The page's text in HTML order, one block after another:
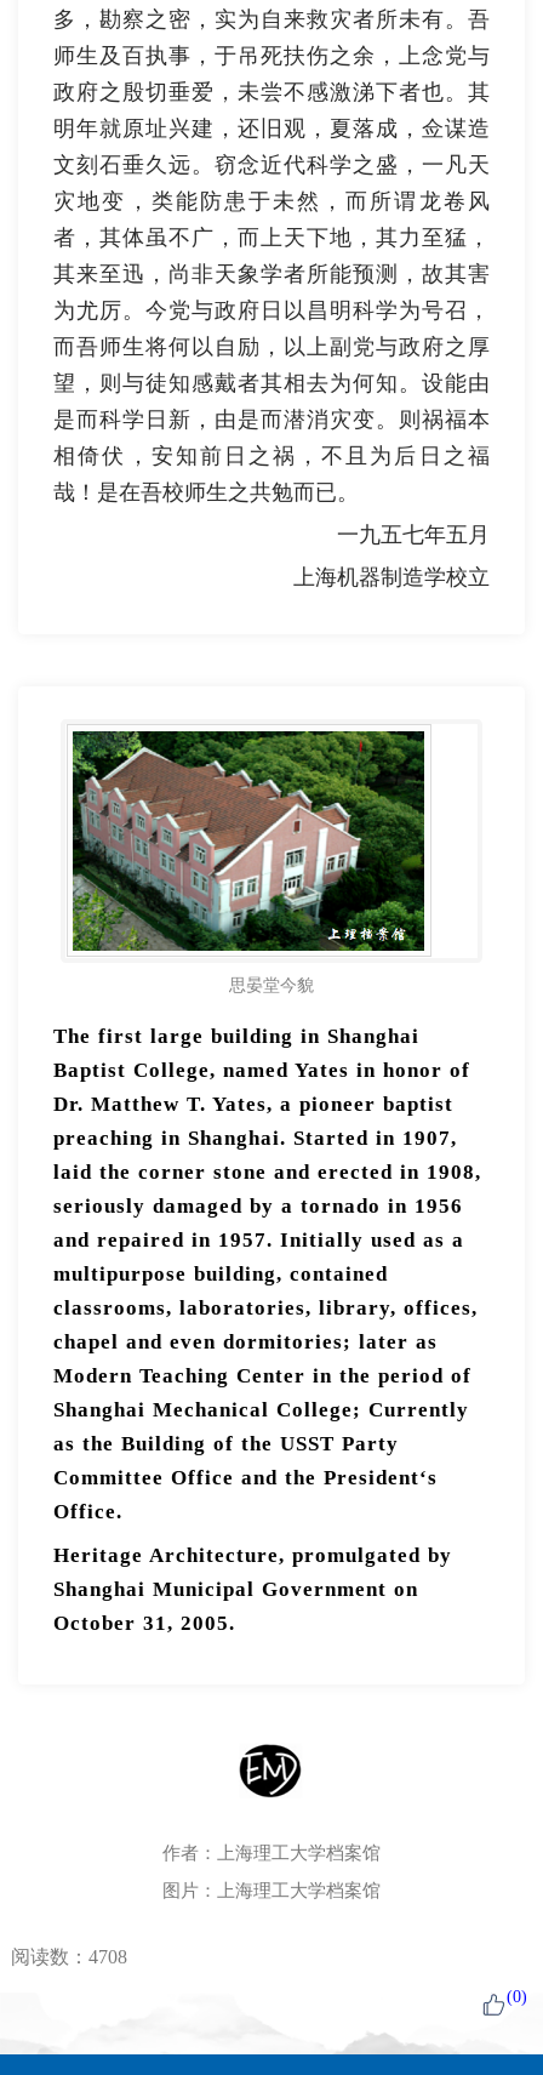
多，勘察之密，实为自来救灾者所未有。吾
师生及百执事，于吊死扶伤之余，上念党与
政府之殷切垂爱，未尝不感激涕下者也。其
明年就原址兴建，还旧观，夏落成，佥谋造
文刻石垂久远。窃念近代科学之盛，一凡天
灾地变，类能防患于未然，而所谓龙卷风
者，其体虽不广，而上天下地，其力至猛，
其来至迅，尚非天象学者所能预测，故其害
为尤厉。今党与政府日以昌明科学为号召，
而吾师生将何以自励，以上副党与政府之厚
望，则与徒知感戴者其相去为何知。设能由
是而科学日新，由是而潜消灾变。则祸福本
相倚伏，安知前日之祸，不且为后日之福
哉！是在吾校师生之共勉而已。
一九五七年五月
上海机器制造学校立
思晏堂今貌
The first large building in Shanghai
Baptist College, named Yates in honor of
Dr. Matthew T. Yates, a pioneer baptist
preaching in Shanghai. Started in 1907,
laid the corner stone and erected in 1908,
seriously damaged by a tornado in 1956
and repaired in 1957. Initially used as a
multipurpose building, contained
classrooms, laboratories, library, offices,
chapel and even dormitories; later as
Modern Teaching Center in the period of
Shanghai Mechanical College; Currently
as the Building of the USST Party
Committee Office and the President‘s
Office.
Heritage Architecture, promulgated by
Shanghai Municipal Government on
October 31, 2005.
作者：上海理工大学档案馆
图片：上海理工大学档案馆
阅读数： 4708
(0)